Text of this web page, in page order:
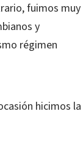
fuimos muy
y
régimen
hicimos la